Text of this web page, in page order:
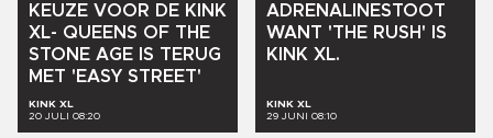
KEUZE VOOR DE KINK
XL- QUEENS OF THE
STONE AGE IS TERUG
MET 'EASY STREET'
KINK XL
20 JULI 08:20
ADRENALINESTOOT
WANT 'THE RUSH'
IS
KINK XL.
KINK XL
29 JUNI 08:10